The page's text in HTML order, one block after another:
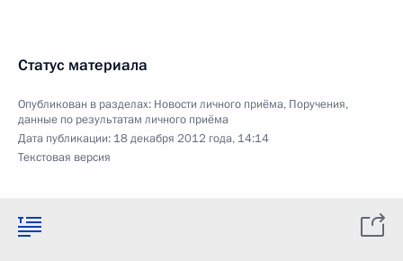
Статус материала
Опубликован в разделах: Новости личного приёма, Поручения,
данные по результатам личного приёма
Дата публикации: 18 декабря 2012 года, 14:14
Текстовая версия